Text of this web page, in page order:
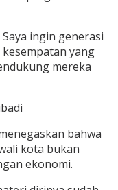
ingin generasi
yang
mereka
bahwa
kota bukan
ekonomi.